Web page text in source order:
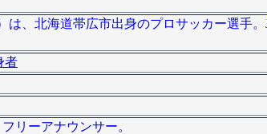
は、北海道帯広市出身のプロサッカー選手
者
リーアナウンサー。